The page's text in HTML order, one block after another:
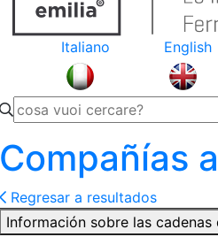
Italiano
English
Compañías
Regresar a resultados
Información sobre las cadenas